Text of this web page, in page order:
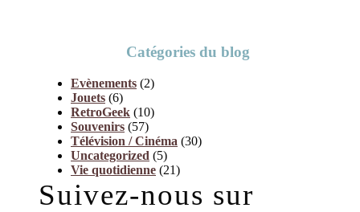
r
n
?
u
n
Catégories du blog
Evènements (2)
Jouets (6)
RetroGeek (10)
Souvenirs (57)
Télévision / Cinéma (30)
Uncategorized (5)
Vie quotidienne (21)
Suivez-nous sur